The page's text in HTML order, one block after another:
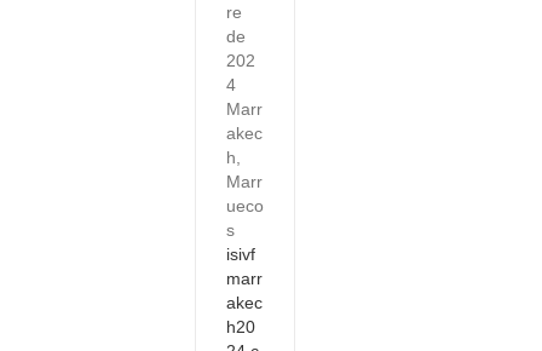
re
de
202
4
Marr
akec
h,
Marr
ueco
s
isivf
marr
akec
h20